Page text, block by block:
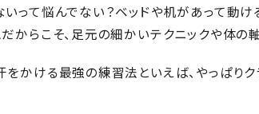
って悩んでない？ベッドや机があって動
からこそ、足元の細かいテクニックや体の
かける最強の練習法といえば、やっぱり